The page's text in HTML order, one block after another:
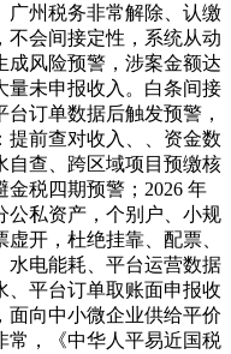
广州税务非常解除、认缴
不会间接定性，系统从动
成风险预警，涉案金额达
量未申报收入。白条间接
订单数据后触发预警，
提前查对收入、、资金数
自查、跨区域项目预缴核
税四期预警；2026 年
公私资产，个别户、小规
开，杜绝挂靠、配票、
水电能耗、平台运营数据
、平台订单取账面申报收
面向中小微企业供给平价
常，《中华人平易近国税